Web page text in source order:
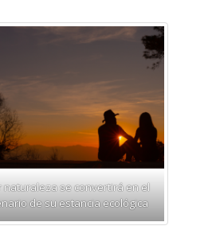
naturaleza se convertirá en el
de su estancia ecológica